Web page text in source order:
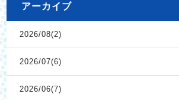
アーカイブ
2026/08(2)
2026/07(6)
2026/06(7)